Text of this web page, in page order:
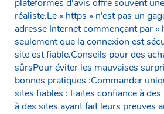
plateformes d’avis offre souvent
réaliste.Le « https » n’est pas un
adresse Internet commençant par «
seulement que la connexion est
site est fiable.Conseils pour des
sûrsPour éviter les mauvaises
bonnes pratiques :Commander
sites fiables : Faites confiance à
à des sites ayant fait leurs preuves